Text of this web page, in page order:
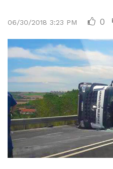
06/30/2018 3:23 PM 0